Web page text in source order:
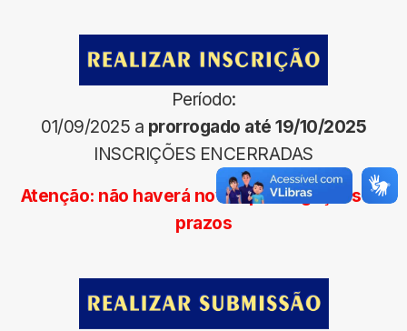
Período:
01/09/2025 a prorrogado até 19/10/2025
INSCRIÇÕES ENCERRADAS
Atenção: não haverá novas prorrogações de
prazos